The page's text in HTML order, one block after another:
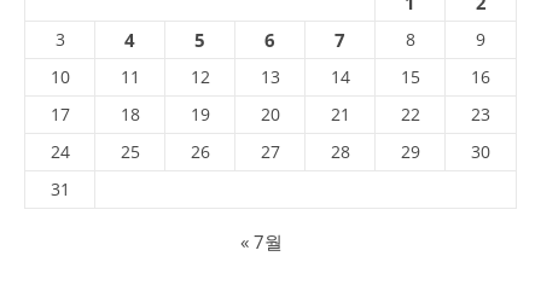
3 4 5 6 7 8
9
10
11 12 13 14 15
16
17
18 19 20 21 22
23
24
25 26 27 28 29
30
31
« 7월